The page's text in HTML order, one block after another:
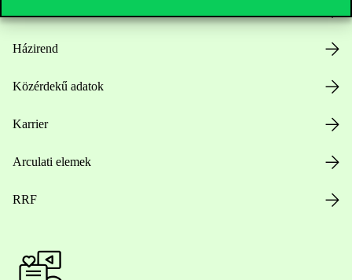
Házirend
Közérdekű adatok
Karrier
Arculati elemek
RRF